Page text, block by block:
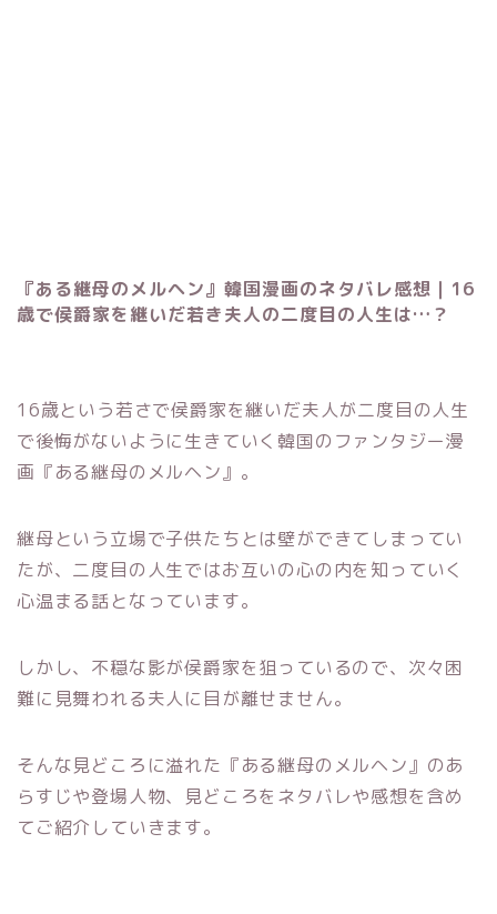
『ある継母のメルヘン』韓国漫画のネタバレ感想｜16
歳で侯爵家を継いだ若き夫人の二度目の人生は…？
16歳という若さで侯爵家を継いだ夫人が二度目の人生
で後悔がないように生きていく韓国のファンタジー漫
画『ある継母のメルヘン』。
継母という立場で子供たちとは壁ができてしまってい
たが、二度目の人生ではお互いの心の内を知っていく
心温まる話となっています。
しかし、不穏な影が侯爵家を狙っているので、次々困
難に見舞われる夫人に目が離せません。
そんな見どころに溢れた『ある継母のメルヘン』のあ
らすじや登場人物、見どころをネタバレや感想を含め
てご紹介していきます。